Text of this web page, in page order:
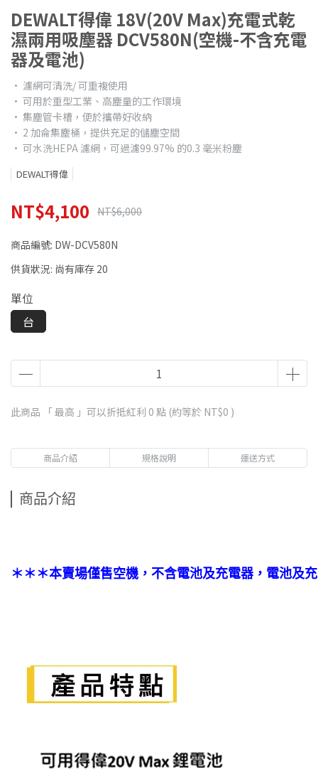
DEWALT得偉 18V(20V Max)充電式乾
濕兩用吸塵器 DCV580N(空機-不含充電
器及電池)
• 濾網可清洗/ 可重複使用
• 可用於重型工業、高塵量的工作環境
• 集塵管卡槽，便於攜帶好收納
• 2 加侖集塵桶，提供充足的儲塵空間
• 可水洗HEPA 濾網，可過濾99.97% 的0.3 毫米粉塵
DEWALT得偉
NT$4,100 NT$6,000
商品編號: DW-DCV580N
供貨狀況: 尚有庫存 20
單位
台
此商品 「 最高 」可以折抵紅利 0 點 (約等於 NT$0 )
商品介紹 規格說明 運送方式
商品介紹
＊＊＊本賣場僅售空機，不含電池及充電器，電池及